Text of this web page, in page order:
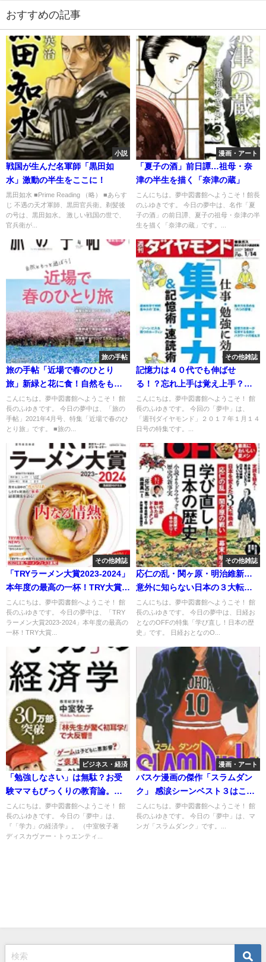
おすすめの記事
小説
戦国が生んだ名軍師「黒田如
水」激動の半生をここに！
黒田如水 ■Prime Reading （略） ■あらす
じ 不遇の天才軍師、黒田官兵衛。剃髪後
の号は、黒田如水。 激しい戦国の世で、
官兵衛が...
漫画・アート
「夏子の酒」前日譚…祖母・奈
津の半生を描く「奈津の蔵」
こんにちは。夢中図書館へようこそ！館長
のふゆきです。 今日の夢中は、名作「夏
子の酒」の前日譚、夏子の祖母・奈津の半
生を描く「奈津の蔵」です。...
旅の手帖
旅の手帖「近場で春のひとり
旅」新緑と花に食！自然をもっ
と遊ぼう
こんにちは。夢中図書館へようこそ！ 館
長のふゆきです。 今日の夢中は、「旅の
手帖」2021年4月号、特集「近場で春のひ
とり旅」です。 ■旅の...
その他雑誌
記憶力は４０代でも伸ばせ
る！？忘れ上手は覚え上手？
「週間ダイヤモンド」の特集
「仕事・勉強に効く『集中力』
＆記憶力・速読術」を読む。
こんにちは。夢中図書館へようこそ！ 館
長のふゆきです。 今回の「夢中」は、
「週刊ダイヤモンド」２０１７年１月１４
日号の特集です。...
その他雑誌
「TRYラーメン大賞2023-2024」
本年度の最高の一杯！TRY大賞・
TRY新店大賞は？
こんにちは。夢中図書館へようこそ！ 館
長のふゆきです。 今日の夢中は、「TRY
ラーメン大賞2023-2024」本年度の最高の
一杯！TRY大賞...
その他雑誌
応仁の乱・関ヶ原・明治維新…
意外に知らない日本の３大転換
点!? 日本の歴史学び直し講座
こんにちは。夢中図書館へようこそ！ 館
長のふゆきです。 今日の夢中は、日経お
となのOFFの特集「学び直し！日本の歴
史」です。 日経おとなのO...
ビジネス・経済
「勉強しなさい」は無駄？お受
験ママもびっくりの教育論。
『「学力」の経済学』を読む。
こんにちは。夢中図書館へようこそ！ 館
長のふゆきです。 今日の「夢中」は、
『「学力」の経済学』。 （中室牧子著
ディスカヴァー・トゥエンティ...
漫画・アート
バスケ漫画の傑作「スラムダン
ク」 感涙シーンベスト３はこれ
だ！
こんにちは。夢中図書館へようこそ！ 館
長のふゆきです。 今日の「夢中」は、マ
ンガ「スラムダンク」です。...